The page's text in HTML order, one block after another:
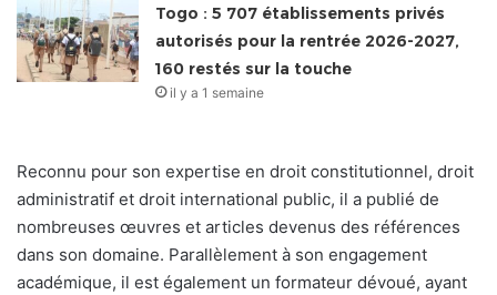
Togo : 5 707 établissements privés
autorisés pour la rentrée 2026-2027,
160 restés sur la touche
il y a 1 semaine
Reconnu pour son expertise en droit constitutionnel, droit
administratif et droit international public, il a publié de
nombreuses œuvres et articles devenus des références
dans son domaine. Parallèlement à son engagement
académique, il est également un formateur dévoué, ayant